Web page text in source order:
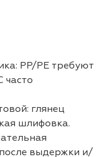
PP/PE требуют
часто
глянец
шлифовка.
выдержки и/